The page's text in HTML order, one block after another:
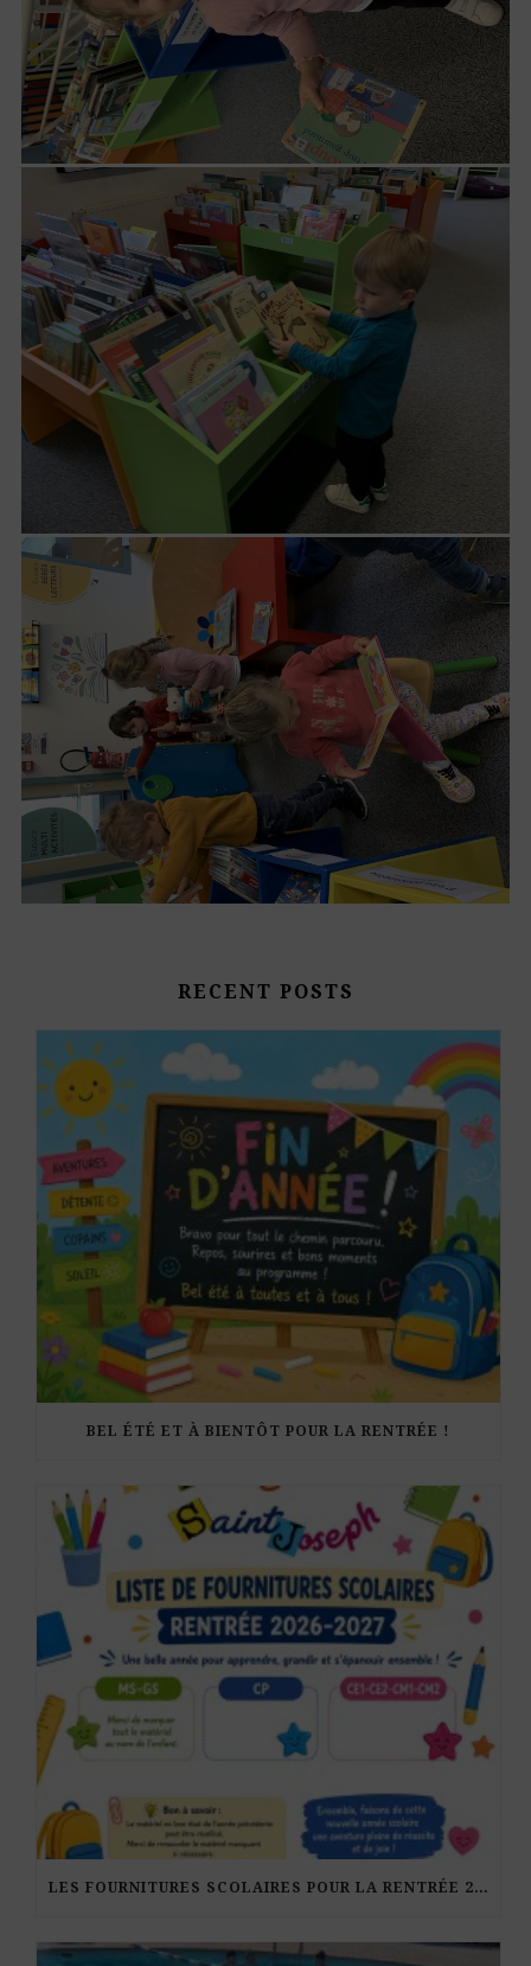
RECENT POSTS
BEL ÉTÉ ET À BIENTÔT POUR LA RENTRÉE !
LES FOURNITURES SCOLAIRES POUR LA RENTRÉE 2026-27